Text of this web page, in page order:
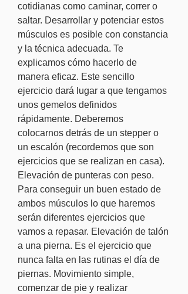
cotidianas como caminar, correr o
saltar. Desarrollar y potenciar estos
músculos es posible con constancia
y la técnica adecuada. Te
explicamos cómo hacerlo de
manera eficaz. Este sencillo
ejercicio dará lugar a que tengamos
unos gemelos definidos
rápidamente. Deberemos
colocarnos detrás de un stepper o
un escalón (recordemos que son
ejercicios que se realizan en casa).
Elevación de punteras con peso.
Para conseguir un buen estado de
ambos músculos lo que haremos
serán diferentes ejercicios que
vamos a repasar. Elevación de talón
a una pierna. Es el ejercicio que
nunca falta en las rutinas el día de
piernas. Movimiento simple,
comenzar de pie y realizar